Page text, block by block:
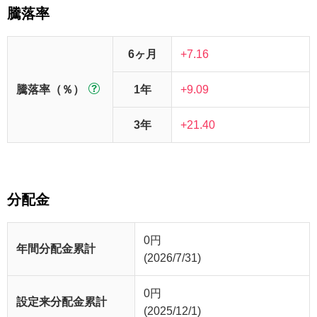
騰落率
騰落率（％）
6ヶ月 +7.16
1年 +9.09
3年 +21.40
分配金
年間分配金累計
0円
(2026/7/31)
設定来分配金累計
0円
(2025/12/1)